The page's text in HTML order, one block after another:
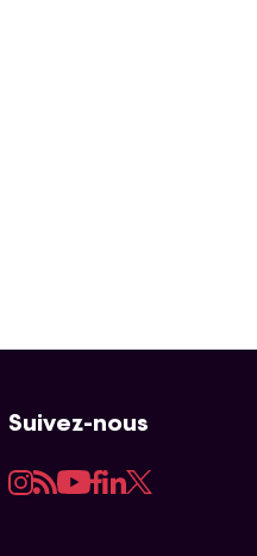
Suivez-nous
Instagram
RSSYouTube
Facebook
LinkedIn
Twitter